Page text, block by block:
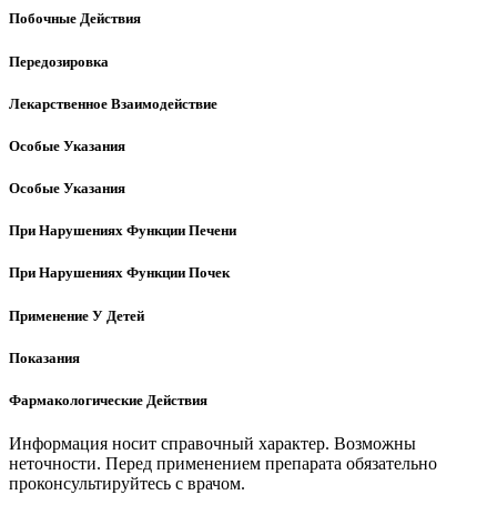
Побочные Действия
Передозировка
Лекарственное Взаимодействие
Особые Указания
Особые Указания
При Нарушениях Функции Печени
При Нарушениях Функции Почек
Применение У Детей
Показания
Фармакологические Действия
Информация носит справочный характер. Возможны
неточности. Перед применением препарата обязательно
проконсультируйтесь с врачом.